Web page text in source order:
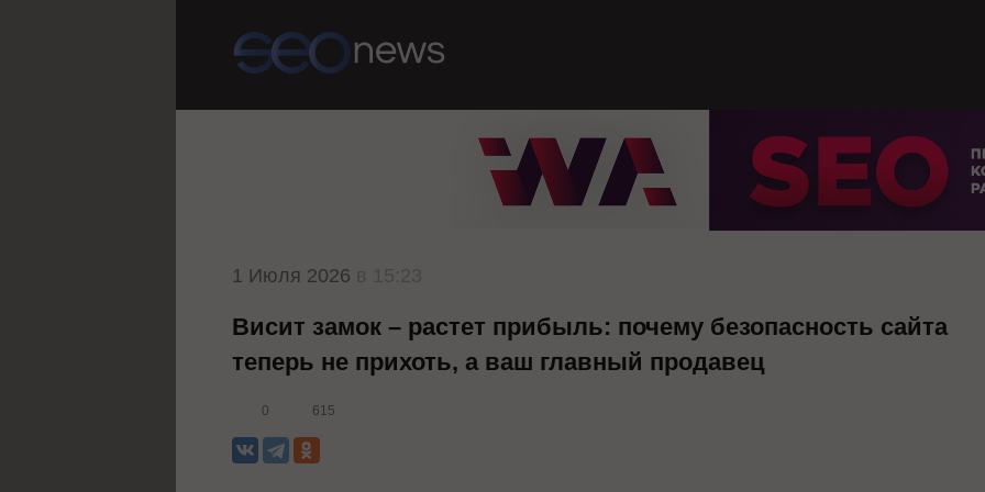
1 Июля 2026
Висит замок – растет прибыль: почему безопасность сайта
теперь не прихоть, а ваш главный продавец
0 615